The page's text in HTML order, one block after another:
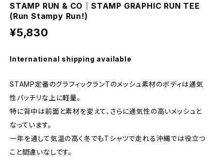
STAMP RUN & CO｜STAMP GRAPHIC RUN TEE
(Run Stampy Run!)
¥5,830
International shipping available
STAMP定番のグラフィックランTのメッシュ素材のボディは通気
性バッチリな上に軽量。
特に背中は前面と素材を変えて、さらに通気性の高いメッシュと
なっています。
一年を通して気温の高く冬でもTシャツで走れる沖縄では役立つ
こと間違いなしです。